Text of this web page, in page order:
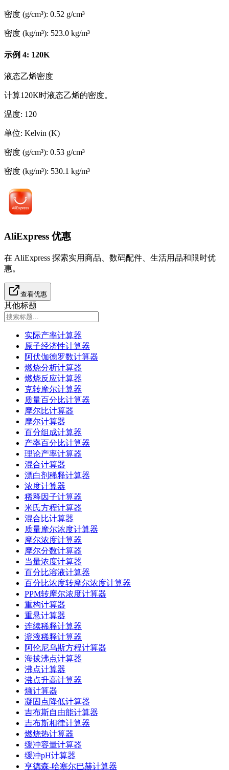
密度 (g/cm³): 0.52 g/cm³
密度 (kg/m³): 523.0 kg/m³
示例 4: 120K
液态乙烯密度
计算120K时液态乙烯的密度。
温度: 120
单位: Kelvin (K)
密度 (g/cm³): 0.53 g/cm³
密度 (kg/m³): 530.1 kg/m³
AliExpress 优惠
在 AliExpress 探索实用商品、数码配件、生活用品和限时优
惠。
查看优惠
其他标题
实际产率计算器
原子经济性计算器
阿伏伽德罗数计算器
燃烧分析计算器
燃烧反应计算器
克转摩尔计算器
质量百分比计算器
摩尔比计算器
摩尔计算器
百分组成计算器
产率百分比计算器
理论产率计算器
混合计算器
漂白剂稀释计算器
浓度计算器
稀释因子计算器
米氏方程计算器
混合比计算器
质量摩尔浓度计算器
摩尔浓度计算器
摩尔分数计算器
当量浓度计算器
百分比溶液计算器
百分比浓度转摩尔浓度计算器
PPM转摩尔浓度计算器
重构计算器
重悬计算器
连续稀释计算器
溶液稀释计算器
阿伦尼乌斯方程计算器
海拔沸点计算器
沸点计算器
沸点升高计算器
熵计算器
凝固点降低计算器
吉布斯自由能计算器
吉布斯相律计算器
燃烧热计算器
缓冲容量计算器
缓冲pH计算器
亨德森-哈塞尔巴赫计算器